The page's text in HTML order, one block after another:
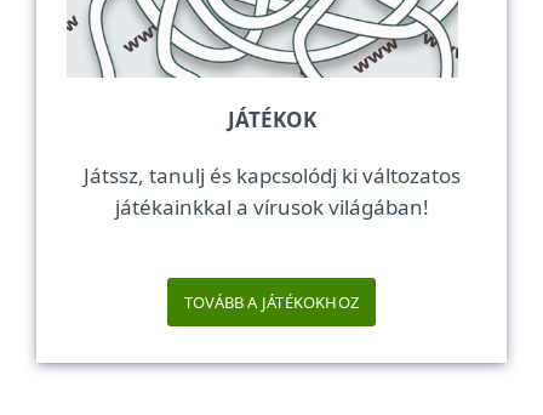
JÁTÉKOK
Játssz, tanulj és kapcsolódj ki változatos
játékainkkal a vírusok világában!
TOVÁBB A JÁTÉKOKHOZ